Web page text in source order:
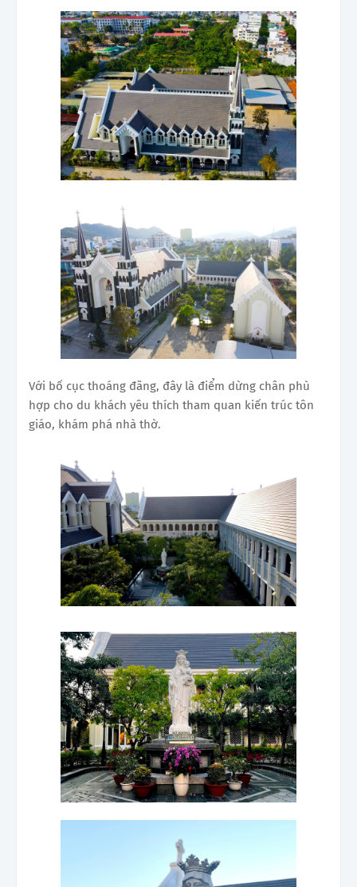
Với bố cục thoáng đãng, đây là điểm dừng chân phù
hợp cho du khách yêu thích tham quan kiến trúc tôn
giáo, khám phá nhà thờ.